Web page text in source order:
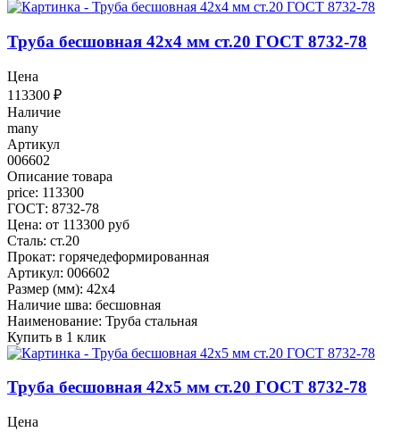
Труба бесшовная 42x4 мм ст.20 ГОСТ 8732-78
Цена
113300 ₽
Наличие
many
Артикул
006602
Описание товара
price: 113300
ГОСТ: 8732-78
Цена: от 113300 руб
Сталь: ст.20
Прокат: горячедеформированная
Артикул: 006602
Размер (мм): 42x4
Наличие шва: бесшовная
Наименование: Труба стальная
Купить в 1 клик
Труба бесшовная 42x5 мм ст.20 ГОСТ 8732-78
Цена